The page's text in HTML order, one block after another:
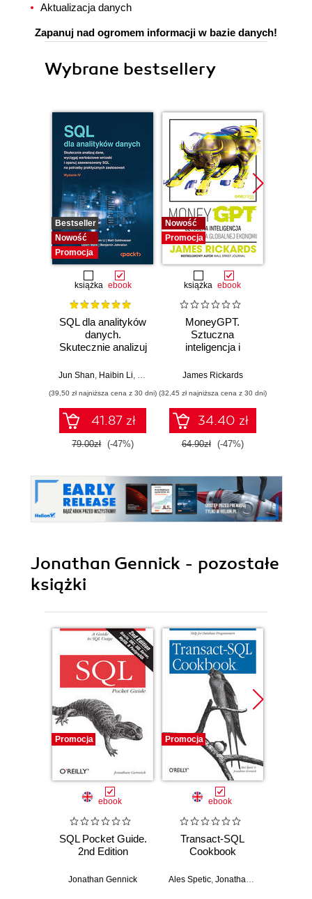
Aktualizacja danych
Zapanuj nad ogromem informacji w bazie danych!
Wybrane bestsellery
Bestseller
Nowość
Promocja
książka ebook
SQL dla analityków
danych.
Skutecznie analizuj
wartościowe
zaawansowany
SQL na potrzeby
praktycznych
zastosowań.
Wydanie IV
Jun Shan, Haibin Li, Matt Goldwasser,Upom Malik
(39,50 zł najniższa cena z 30 dni)
41.87 zł
79.00zł (-47%)
Nowość
Promocja
książka ebook
MoneyGPT.
Sztuczna
inteligencja i
globalnej ekonomii
James Rickards
(32,45 zł najniższa cena z 30 dni)
34.40 zł
64.90zł (-47%)
Jonathan Gennick - pozostałe
książki
Promocja
ebook
SQL Pocket Guide.
2nd Edition
Jonathan Gennick
Promocja
ebook
Transact-SQL
Cookbook
Ales Spetic, Jonathan Gennick